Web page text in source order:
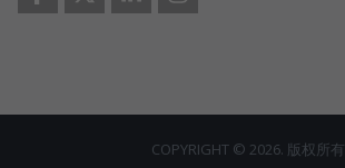
COPYRIGHT © 2026. 版权所